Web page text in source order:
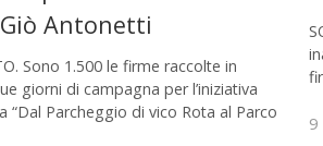
Antonetti
Sono 1.500 le firme raccolte in
giorni di campagna per l’iniziativa
“Dal Parcheggio di vico Rota al Parco
9